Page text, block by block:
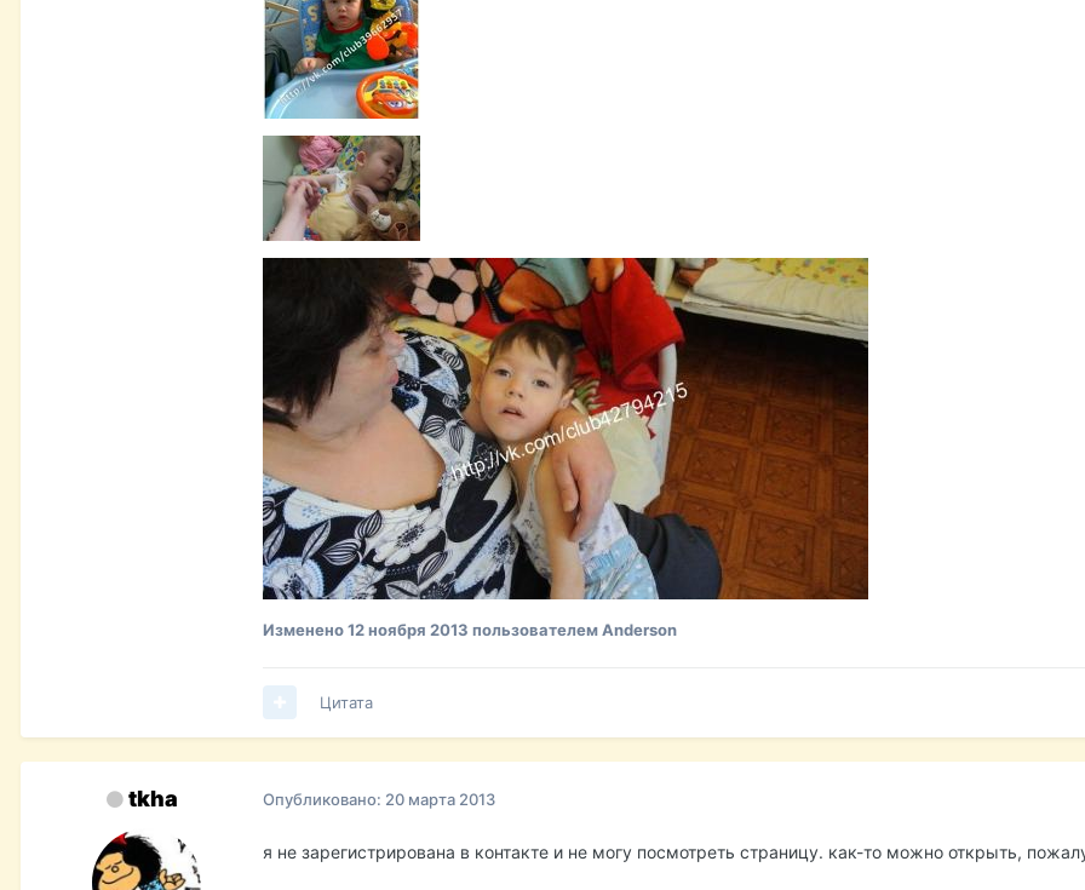
Изменено12 ноября 2013 пользователем Anderson
Цитата
tkha Опубликовано: 20 марта 2013
я не зарегистрирована в контакте и не могу посмотреть страницу. как-то можно открыть,